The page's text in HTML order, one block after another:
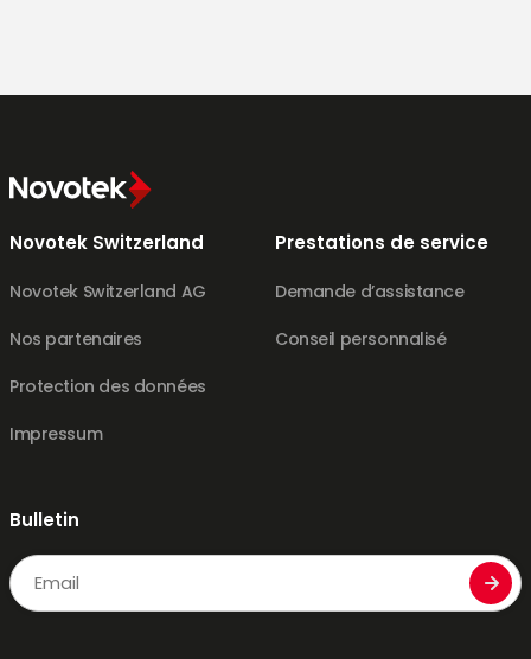
Novotek Switzerland
Novotek Switzerland AG
Nos partenaires
Prestations de service
Demande d’assistance
Conseil personnalisé
Protection des données
Impressum
Bulletin
Email